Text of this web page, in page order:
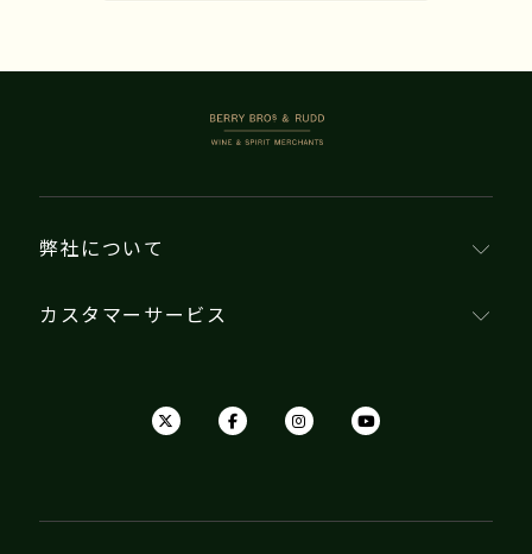
BERRY BROS. & RUDD
弊社について
カスタマーサービス